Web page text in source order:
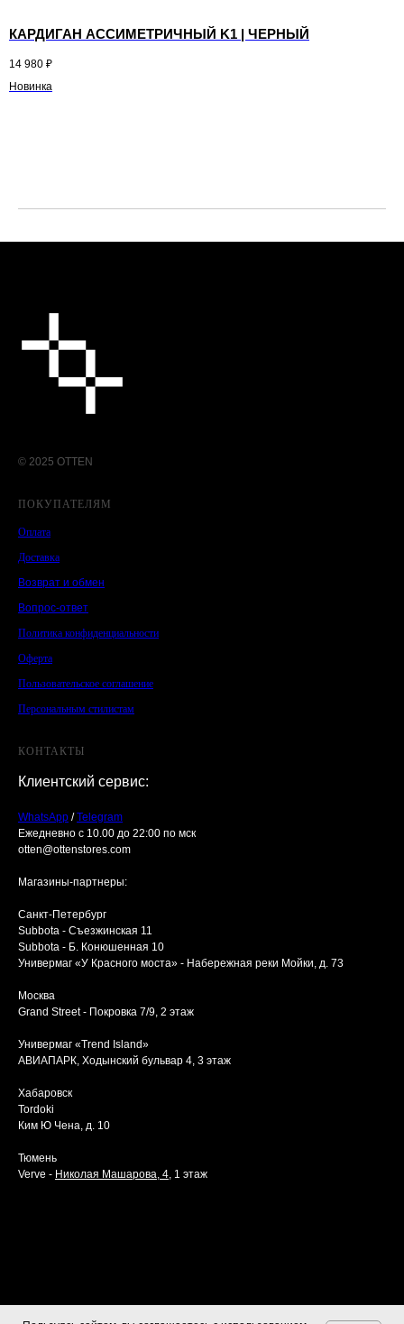
КАРДИГАН АССИМЕТРИЧНЫЙ K1 | ЧЕРНЫЙ
14 980 ₽
Новинка
© 2025 OTTEN
ПОКУПАТЕЛЯМ
Оплата
Доставка
Возврат и обмен
Вопрос-ответ
Политика конфиденциальности
Оферта
Пользовательское соглашение
Персональным стилистам
КОНТАКТЫ
Клиентский сервис:
WhatsApp /Telegram
Ежедневно с 10.00 до 22:00 по мск
otten@ottenstores.com
Магазины-партнеры:
Санкт-Петербург
Subbota - Съезжинская 11
Subbota - Б. Конюшенная 10
Универмаг «У Красного моста» - Набережная реки Мойки, д. 73
Москва
Grand Street - Покровка 7/9, 2 этаж
Универмаг «Trend Island»
АВИАПАРК, Ходынский бульвар 4, 3 этаж
Хабаровск
Tordoki
Ким Ю Чена, д. 10
Тюмень
Verve - Николая Машарова, 4, 1 этаж